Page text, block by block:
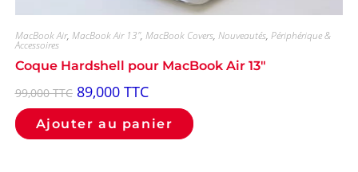
MacBook Air, MacBook Air 13", MacBook Covers, Nouveautés, Périphérique &
Accessoires
Coque Hardshell pour MacBook Air 13″
99,000TTC 89,000 TTC
Ajouter au panier